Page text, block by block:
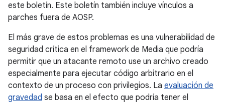
este boletín. Este boletín también incluye vínculos a
parches fuera de AOSP.
El más grave de estos problemas es una vulnerabilidad de
seguridad crítica en el framework de Media que podría
permitir que un atacante remoto use un archivo creado
especialmente para ejecutar código arbitrario en el
contexto de un proceso con privilegios. La evaluación de
gravedad se basa en el efecto que podría tener el